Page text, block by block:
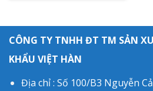
CÔNG TY TNHH ĐT TM SẢN
KHẨU VIỆT HÀN
Địa chỉ : Số 100/B3 Nguyễn